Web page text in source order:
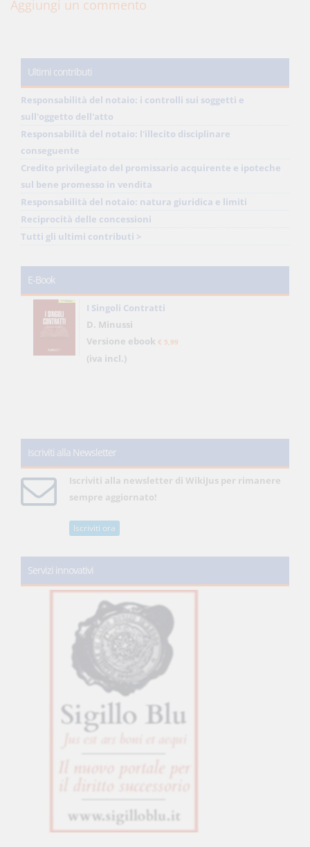
Aggiungi un commento
Ultimi contributi
Responsabilità del notaio: i controlli sui soggetti e
sull'oggetto dell'atto
Responsabilità del notaio: l'illecito disciplinare
conseguente
Credito privilegiato del promissario acquirente e ipoteche
sul bene promesso in vendita
Responsabilità del notaio: natura giuridica e limiti
Reciprocità delle concessioni
Tutti gli ultimi contributi >
E-Book
I Singoli Contratti
D. Minussi
Versione ebook € 5,99
(iva incl.)
Iscriviti alla Newsletter
Iscriviti alla newsletter di WikiJus per rimanere
sempre aggiornato!
Iscriviti ora
Servizi innovativi